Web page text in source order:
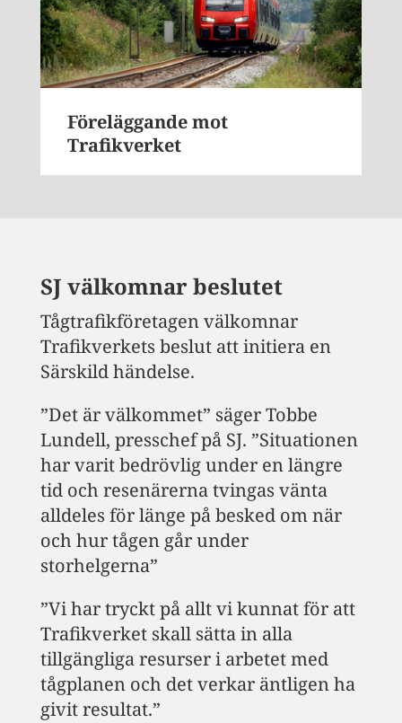
Föreläggande mot
Trafikverket
SJ välkomnar beslutet
Tågtrafikföretagen välkomnar
Trafikverkets beslut att initiera en
Särskild händelse.
”Det är välkommet” säger Tobbe
Lundell, presschef på SJ. ”Situationen
har varit bedrövlig under en längre
tid och resenärerna tvingas vänta
alldeles för länge på besked om när
och hur tågen går under
storhelgerna”
”Vi har tryckt på allt vi kunnat för att
Trafikverket skall sätta in alla
tillgängliga resurser i arbetet med
tågplanen och det verkar äntligen ha
givit resultat.”